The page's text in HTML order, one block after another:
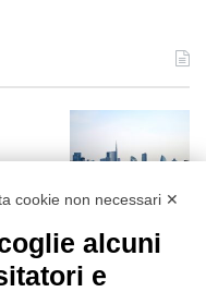
cookie non necessari ✕
alcuni
e